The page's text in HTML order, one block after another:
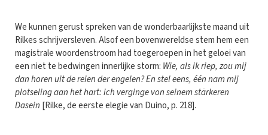
We kunnen gerust spreken van de wonderbaarlijkste maand uit
Rilkes schrijversleven. Alsof een bovenwereldse stem hem een
magistrale woordenstroom had toegeroepen in het geloei van
een niet te bedwingen innerlijke storm: Wie, als ik riep, zou mij
dan horen uit de reien der engelen? En stel eens, één nam mij
plotseling aan het hart: ich verginge von seinem stärkeren
Dasein [Rilke, de eerste elegie van Duino, p. 218].